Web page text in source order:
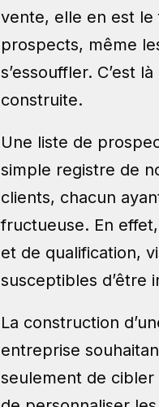
vente, elle en est le
prospects, même
s’essouffler. C’est
construite.
Une liste de
simple registre de
clients, chacun
fructueuse. En
et de qualification,
susceptibles d’être
La construction
entreprise
seulement de